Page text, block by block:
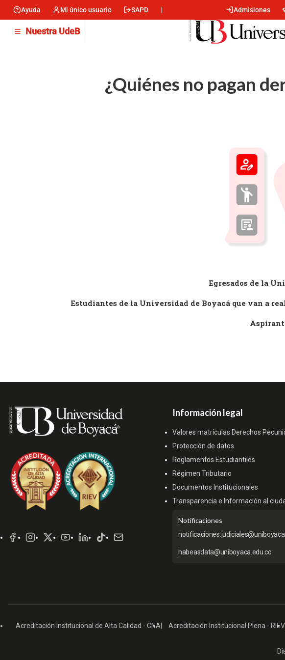
contenido
principal
Menu
Ayuda Mi único usuario SAPD
Menu
encabezado
-
Centro
Admisiones
Nuestra UdeB
¿Quiénes no pagan
Egresados de la
Estudiantes de la Universidad de Boyacá que van a
Sociales
Información legal
Valores matrículas Derechos
Protección de datos
Reglamentos Estudiantiles
Régimen Tributario
Documentos Institucionales
Transparencia e Información al
Notificaciones
habeasdata@uniboyaca.edu.co
Acreditación Institucional de Alta Calidad - CNA Acreditación Institucional Plena - RIEV